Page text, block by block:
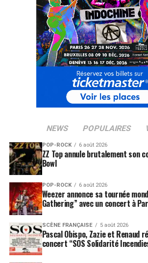
NEWS POPULAIRES
POP-ROCK 6 août 2026
ZZ Top annule brutalement son
Bowl
POP-ROCK 6 août 2026
Weezer annonce sa tournée
Gathering” avec un concert à
SCÈNE FRANÇAISE 5 août 2026
Pascal Obispo, Zazie et Renaud
concert “SOS Solidarité